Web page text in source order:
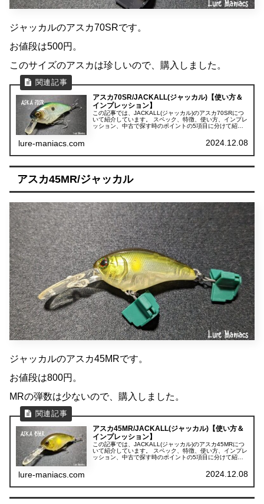
ジャッカルのアスカ70SRです。
お値段は500円。
このサイズのアスカは珍しいので、購入しました。
アスカ70SR/JACKALL(ジャッカル)【使い方＆
インプレッション】
この記事では、JACKALL(ジャッカル)のアスカ70SRにつ
いて紹介しています。 スペック、特徴、使い方、インプレ
ッション、中古で探す時のポイントの5項目に分けて紹介
lure-maniacs.com 2024.12.08
アスカ45MR/ジャッカル
ジャッカルのアスカ45MRです。
お値段は800円。
MRの弾数は少ないので、購入しました。
アスカ45MR/JACKALL(ジャッカル)【使い方＆
インプレッション】
この記事では、JACKALL(ジャッカル)のアスカ45MRにつ
いて紹介しています。 スペック、特徴、使い方、インプレ
ッション、中古で探す時のポイントの5項目に分けて紹介
lure-maniacs.com 2024.12.08